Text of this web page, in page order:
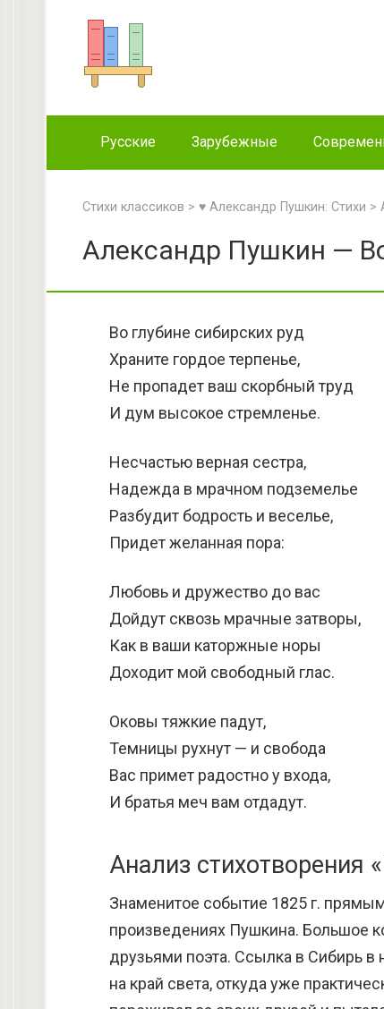
Русские Зарубежные
Стихи классиков > ♥ Александр Пушкин: Стихи >
Александр Пушкин —
Во глубине сибирских руд
Храните гордое терпенье,
Не пропадет ваш скорбный труд
И дум высокое стремленье.
Несчастью верная сестра,
Надежда в мрачном подземелье
Разбудит бодрость и веселье,
Придет желанная пора:
Любовь и дружество до вас
Дойдут сквозь мрачные затворы,
Как в ваши каторжные норы
Доходит мой свободный глас.
Оковы тяжкие падут,
Темницы рухнут — и свобода
Вас примет радостно у входа,
И братья меч вам отдадут.
Анализ стихотворения
Знаменитое событие 1825 г.
произведениях Пушкина. Большое
друзьями поэта. Ссылка в Сибирь в
на край света, откуда уже